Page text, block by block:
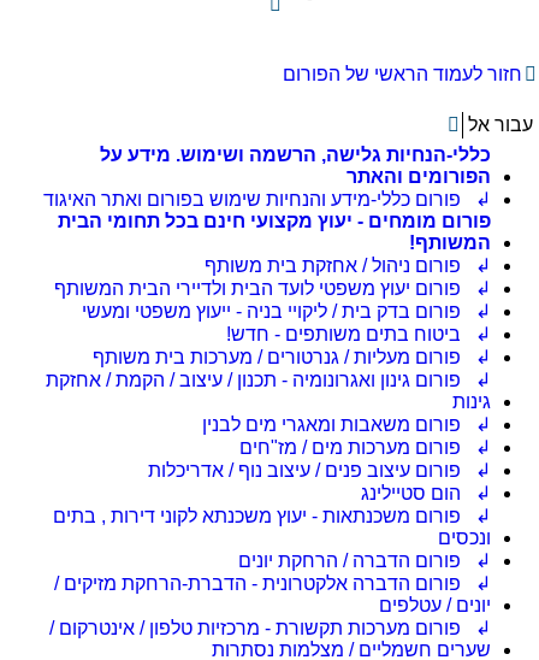
הבא
חזור לעמוד הראשי של הפורום
עבור אל
כללי-הנחיות גלישה, הרשמה ושימוש. מידע על
הפורומים והאתר
↲ פורום כללי-מידע והנחיות שימוש בפורום ואתר האיגוד
פורום מומחים - יעוץ מקצועי חינם בכל תחומי הבית
המשותף!
↲ פורום ניהול / אחזקת בית משותף
↲ פורום יעוץ משפטי לועד הבית ולדיירי הבית המשותף
↲ פורום בדק בית / ליקויי בניה - ייעוץ משפטי ומעשי
↲ ביטוח בתים משותפים - חדש!
↲ פורום מעליות / גנרטורים / מערכות בית משותף
↲ פורום גינון ואגרונומיה - תכנון / עיצוב / הקמת / אחזקת
גינות
↲ פורום משאבות ומאגרי מים לבנין
↲ פורום מערכות מים / מז"חים
↲ פורום עיצוב פנים / עיצוב נוף / אדריכלות
↲ הום סטיילינג
↲ פורום משכנתאות - יעוץ משכנתא לקוני דירות , בתים
ונכסים
↲ פורום הדברה / הרחקת יונים
↲ פורום הדברה אלקטרונית - הדברת-הרחקת מזיקים /
יונים / עטלפים
↲ פורום מערכות תקשורת - מרכזיות טלפון / אינטרקום /
שערים חשמליים / מצלמות נסתרות